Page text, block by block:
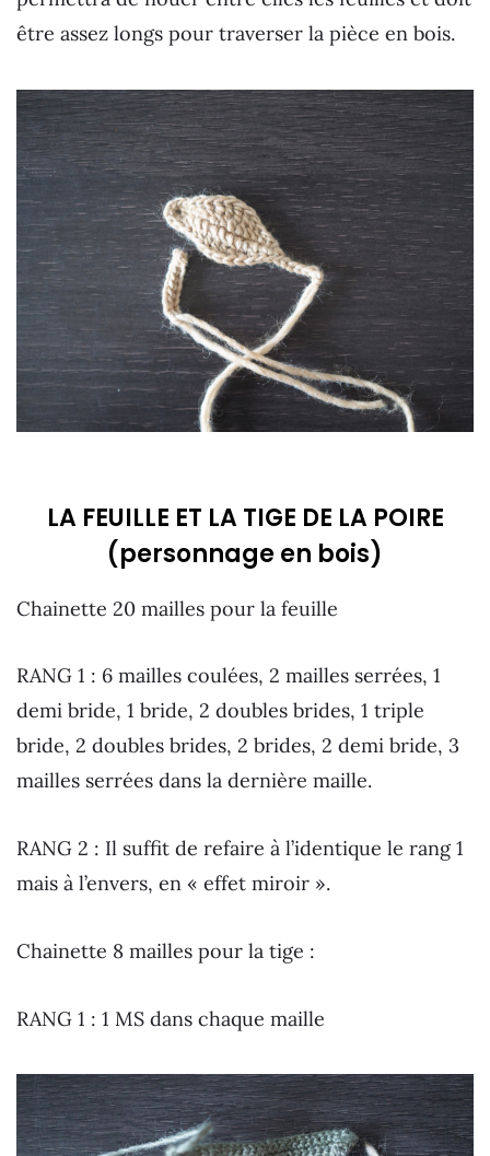
être assez longs pour traverser la pièce en bois.
LA FEUILLE ET LA TIGE DE LA POIRE
(personnage en bois)
Chainette 20 mailles pour la feuille
RANG 1 : 6 mailles coulées, 2 mailles serrées, 1
demi bride, 1 bride, 2 doubles brides, 1 triple
bride, 2 doubles brides, 2 brides, 2 demi bride, 3
mailles serrées dans la dernière maille.
RANG 2 : Il suffit de refaire à l’identique le rang 1
mais à l’envers, en « effet miroir ».
Chainette 8 mailles pour la tige :
RANG 1 : 1 MS dans chaque maille